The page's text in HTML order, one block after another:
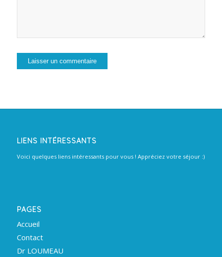
LIENS INTÉRESSANTS
Voici quelques liens intéressants pour vous ! Appréciez votre séjour :)
PAGES
Accueil
Contact
Dr LOUMEAU